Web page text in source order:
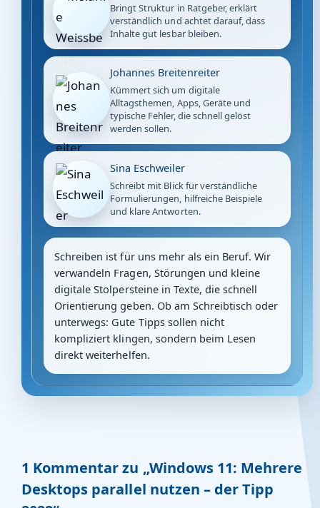
Bringt Struktur in Ratgeber, erklärt
verständlich und achtet darauf, dass
Inhalte gut lesbar bleiben.
Johannes Breitenreiter
Kümmert sich um digitale
Alltagsthemen, Apps, Geräte und
typische Fehler, die schnell gelöst
werden sollen.
Sina Eschweiler
Schreibt mit Blick für verständliche
Formulierungen, hilfreiche Beispiele
und klare Antworten.
Schreiben ist für uns mehr als ein Beruf. Wir
verwandeln Fragen, Störungen und kleine
digitale Stolpersteine in Texte, die schnell
Orientierung geben. Ob am Schreibtisch oder
unterwegs: Gute Tipps sollen nicht
kompliziert klingen, sondern beim Lesen
direkt weiterhelfen.
1 Kommentar zu „Windows 11: Mehrere
Desktops parallel nutzen – der Tipp